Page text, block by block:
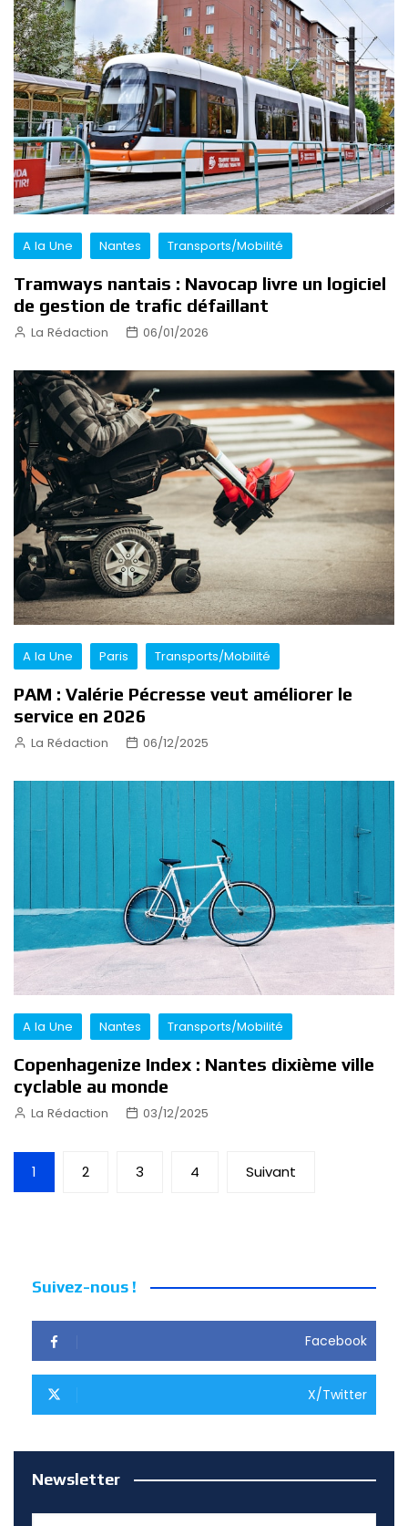
A la Une Nantes Transports/Mobilité
Tramways nantais : Navocap livre un logiciel
de gestion de trafic défaillant
La Rédaction 06/01/2026
A la Une Paris Transports/Mobilité
PAM : Valérie Pécresse veut améliorer le
service en 2026
La Rédaction 06/12/2025
A la Une Nantes Transports/Mobilité
Copenhagenize Index : Nantes dixième ville
cyclable au monde
La Rédaction 03/12/2025
Pagination
des
1 2 3 4 Suivant
Suivez-nous !
Facebook
X/Twitter
Newsletter